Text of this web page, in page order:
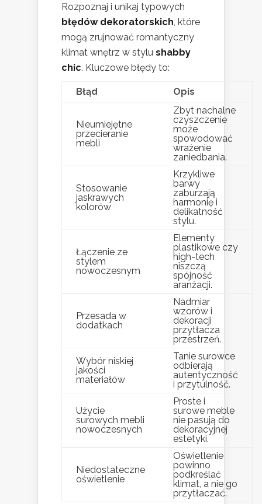
Rozpoznaj i unikaj typowych
błędów dekoratorskich, które
mogą zrujnować romantyczny
klimat wnętrz w stylu shabby
chic. Kluczowe błędy to:
Błąd Opis
Nieumiejętne
przecieranie
mebli
Zbyt nachalne
czyszczenie
może
spowodować
wrażenie
zaniedbania.
Stosowanie
jaskrawych
kolorów
Krzykliwe
barwy
zaburzają
harmonię i
delikatność
stylu.
Łączenie ze
stylem
nowoczesnym
Elementy
plastikowe czy
high-tech
niszczą
spójność
aranżacji.
Przesada w
dodatkach
Nadmiar
wzorów i
dekoracji
przytłacza
przestrzeń.
Wybór niskiej
jakości
materiałów
Tanie surowce
odbierają
autentyczność
i przytulność.
Użycie
surowych mebli
nowoczesnych
Proste i
surowe meble
nie pasują do
dekoracyjnej
estetyki.
Niedostateczne
oświetlenie
Oświetlenie
powinno
podkreślać
klimat, a nie go
przytłaczać.